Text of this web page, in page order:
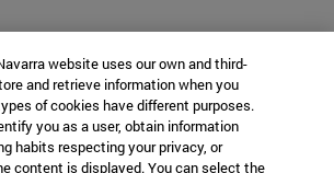
website uses our own and third-
and retrieve information when you
of cookies have different purposes.
you as a user, obtain information
habits respecting your privacy, or
content is displayed. You can select the